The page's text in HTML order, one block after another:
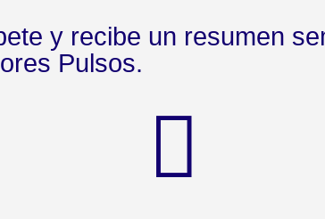
y recibe un resumen
Pulsos.
